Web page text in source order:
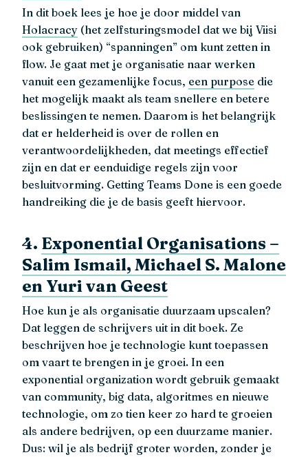
In dit boek lees je hoe je door middel van
Holacracy (het zelfsturingsmodel dat we bij Viisi
ook gebruiken) “spanningen” om kunt zetten in
flow. Je gaat met je organisatie naar werken
vanuit een gezamenlijke focus, een purpose die
het mogelijk maakt als team snellere en betere
beslissingen te nemen. Daarom is het belangrijk
dat er helderheid is over de rollen en
verantwoordelijkheden, dat meetings effectief
zijn en dat er eenduidige regels zijn voor
besluitvorming. Getting Teams Done is een goede
handreiking die je de basis geeft hiervoor.
4. Exponential Organisations –
Salim Ismail, Michael S. Malone
en Yuri van Geest
Hoe kun je als organisatie duurzaam upscalen?
Dat leggen de schrijvers uit in dit boek. Ze
beschrijven hoe je technologie kunt toepassen
om vaart te brengen in je groei. In een
exponential organization wordt gebruik gemaakt
van community, big data, algoritmes en nieuwe
technologie, om zo tien keer zo hard te groeien
als andere bedrijven, op een duurzame manier.
Dus: wil je als bedrijf groter worden, zonder je